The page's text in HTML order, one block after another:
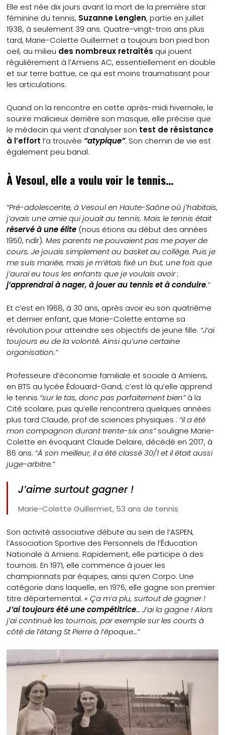
Elle est née dix jours avant la mort de la première star
féminine du tennis, Suzanne Lenglen, partie en juillet
1938, à seulement 39 ans. Quatre-vingt-trois ans plus
tard, Marie-Colette Guillermet a toujours bon pied bon
oeil, au milieu des nombreux retraités qui jouent
régulièrement à l’Amiens AC, essentiellement en double
et sur terre battue, ce qui est moins traumatisant pour
les articulations.
Quand on la rencontre en cette après-midi hivernale, le
sourire malicieux derrière son masque, elle précise que
le médecin qui vient d’analyser son test de résistance
à l’effort l’a trouvée “atypique”. Son chemin de vie est
également peu banal.
À Vesoul, elle a voulu voir le tennis…
“Pré-adolescente, à Vesoul en Haute-Saône où j’habitais,
j’avais une amie qui jouait au tennis. Mais le tennis était
réservé à une élite (nous étions au début des années
1950, ndlr). Mes parents ne pouvaient pas me payer de
cours. Je jouais simplement au basket au collège. Puis je
me suis mariée, mais je m’étais fixé un but, une fois que
j’aurai eu tous les enfants que je voulais avoir :
j’apprendrai à nager, à jouer au tennis et à conduire.”
Et c’est en 1968, à 30 ans, après avoir eu son quatrième
et dernier enfant, que Marie-Colette entame sa
révolution pour atteindre ses objectifs de jeune fille. “J’ai
toujours eu de la volonté. Ainsi qu’une certaine
organisation.”
Professeure d’économie familiale et sociale à Amiens,
en BTS au lycée Édouard-Gand, c’est là qu’elle apprend
le tennis “sur le tas, donc pas parfaitement bien”à la
Cité scolaire, puis qu’elle rencontrera quelques années
plus tard Claude, prof de sciences physiques : “il a été
mon compagnon durant trente-six ans”souligne Marie-
Colette en évoquant Claude Delaire, décédé en 2017, à
86 ans. “À son meilleur, il a été classé 30/1 et il était aussi
juge-arbitre.”
J’aime surtout gagner !
Marie-Colette Guillermet, 53 ans de tennis
Son activité associative débute au sein de l’ASPEN,
l’Association Sportive des Personnels de l’Éducation
Nationale à Amiens. Rapidement, elle participe à des
tournois. En 1971, elle commence à jouer les
championnats par équipes, ainsi qu’en Corpo. Une
catégorie dans laquelle, en 1976, elle gagne son premier
titre départemental.« Ça m’a plu, surtout de gagner !
J’ai toujours été une compétitrice… J’ai la gagne ! Alors
j’ai continué les tournois, par exemple sur les courts à
côté de l’étang St Pierre à l’époque…”